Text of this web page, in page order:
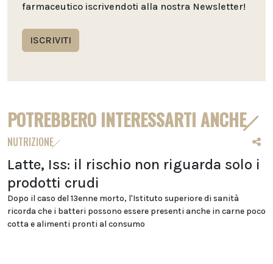
farmaceutico iscrivendoti alla nostra Newsletter!
ISCRIVITI
POTREBBERO INTERESSARTI ANCHE
NUTRIZIONE
Latte, Iss: il rischio non riguarda solo i
prodotti crudi
Dopo il caso del 13enne morto, l'Istituto superiore di sanità
ricorda che i batteri possono essere presenti anche in carne poco
cotta e alimenti pronti al consumo